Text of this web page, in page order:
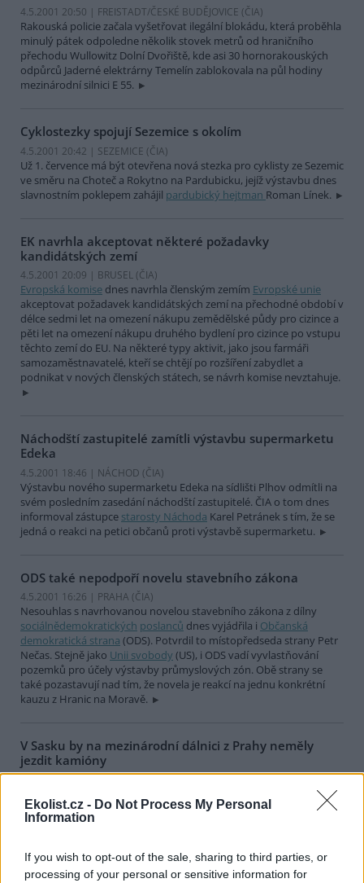
Ekolist.cz - Do Not Process My Personal
Information
If you wish to opt-out of the sale, sharing to third parties, or
processing of your personal or sensitive information for
4.5.2001 20:50 | FREISTADT/ČESKÉ BUDĚJOVICE (ČIA)
Rakouská policie začala vyšetřovat ilegální blokádu, která proběhla
minulý pátek odpoledne několik stovek metrů od hraničního
přechodu Wullowitz Dolní Dvořiště, kde asi 30 hornorakouských
odpůrců Jaderné elektrárny Temelín zablokovala na půl hodiny
mezinárodní silnici E 55.
Cyklostezky spojují Sezemice s okolím
4.5.2001 20:42 | SEZEMICE (ČIA)
Už 1. července má být otevřena nová stezka pro cyklisty ze Sezemic
ve směru na Choteč a Rokytno na Pardubicku, jejíž výstavbu dnes
slavnostním poklepem zahájil pardubický hejtman Roman Línek.
EK navrhla akceptovat některé požadavky
kandidátských zemí
4.5.2001 20:09 | BRUSEL (ČIA)
Evropská komise dnes navrhla členským zemím Evropské unie
akceptovat požadavek kandidátských zemí na přechodné období v
délce sedmi let na omezení nákupu zemědělské půdy pro cizince a
pěti let na omezení nákupu druhého bydlení pro cizince po vstupu
těchto zemí do EU. Na některé typy aktivit, jako jsou farmáři
samozaměstnavatelé, kteří se chtějí po rozšíření zabydlet a
podnikat v nových členských státech, se návrh komise nevztahuje.
Náchodští zastupitelé zamítli výstavbu supermarketu
Edeka
4.5.2001 18:46 | NÁCHOD (ČIA)
Výstavbu nového supermarketu Edeka na sídlišti Plhov odmítli na
svém posledním zasedání náchodští zastupitelé. ČIA o tom dnes
informoval zástupce starosty Náchoda Karel Petránek s tím, že se
jedná o reakci na petici občanů proti výstavbě supermarketu.
ODS také nepodpoří novelu stavebního zákona
4.5.2001 16:26 | PRAHA (ČIA)
Nesouhlas s navrhovanou novelou stavebního zákona z dílny
sociálnědemokratických poslanců dnes vyjádřila i Občanská
demokratická strana (ODS). Potvrdil to místopředseda strany Petr
Nečas. Stejně jako Unii svobody (US), i ODS vadí vyvlastňování
pozemků pro účely výstavby průmyslových zón. Obě strany se
také pozastavují nad tím, že novela je reakcí na jednu konkrétní
kauzu z Hranic na Moravě.
V Sasku by na mezinárodní dálnici z Prahy neměly
jezdit kamióny
Po dokončení mezinárodní dálnice z Prahy do Drážďan nebude na
saském úseku mezinárodní magistrály A 17 provozována tranzitní
kamionová doprava. Uvedl to dnes zástupce hejtmana Ústeckého
obdrželi pracovníci krajských úřadů při poradě naMinisterstvu
dopravy a spojů
v Praze.